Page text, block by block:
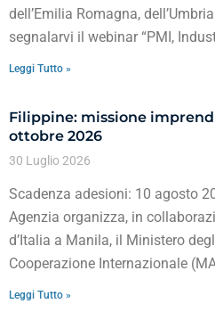
dell’Emilia Romagna,
segnalarvi il webinar “PMI,
Leggi Tutto »
Filippine: missione
ottobre 2026
30 Luglio 2026
Scadenza adesioni: 10 agosto
Agenzia organizza, in
d’Italia a Manila, il Ministero
Cooperazione Internazionale
Leggi Tutto »